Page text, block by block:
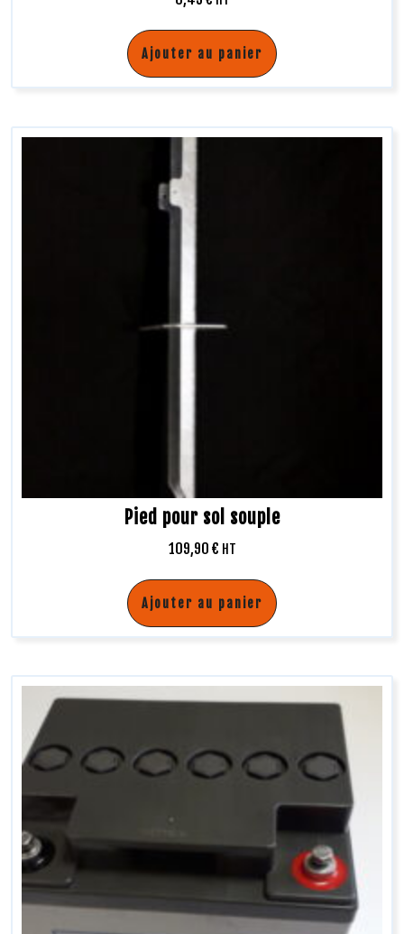
Ajouter au panier
Pied pour sol souple
109,90 € HT
Ajouter au panier